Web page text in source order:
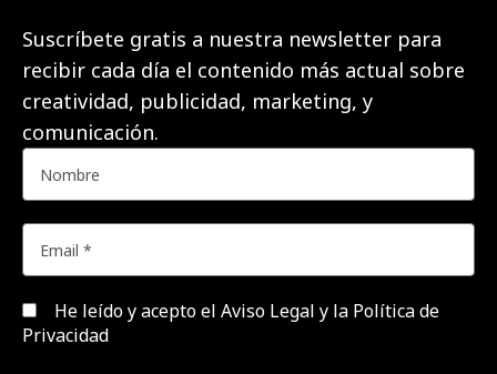
Suscríbete gratis a nuestra newsletter para
recibir cada día el contenido más actual sobre
creatividad, publicidad, marketing, y
comunicación.
He leído y acepto el Aviso Legal y la Política de
Privacidad